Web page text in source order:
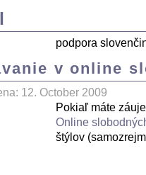
podpora
v online
12. October 2009
Pokiaľ máte
Online
štýlov